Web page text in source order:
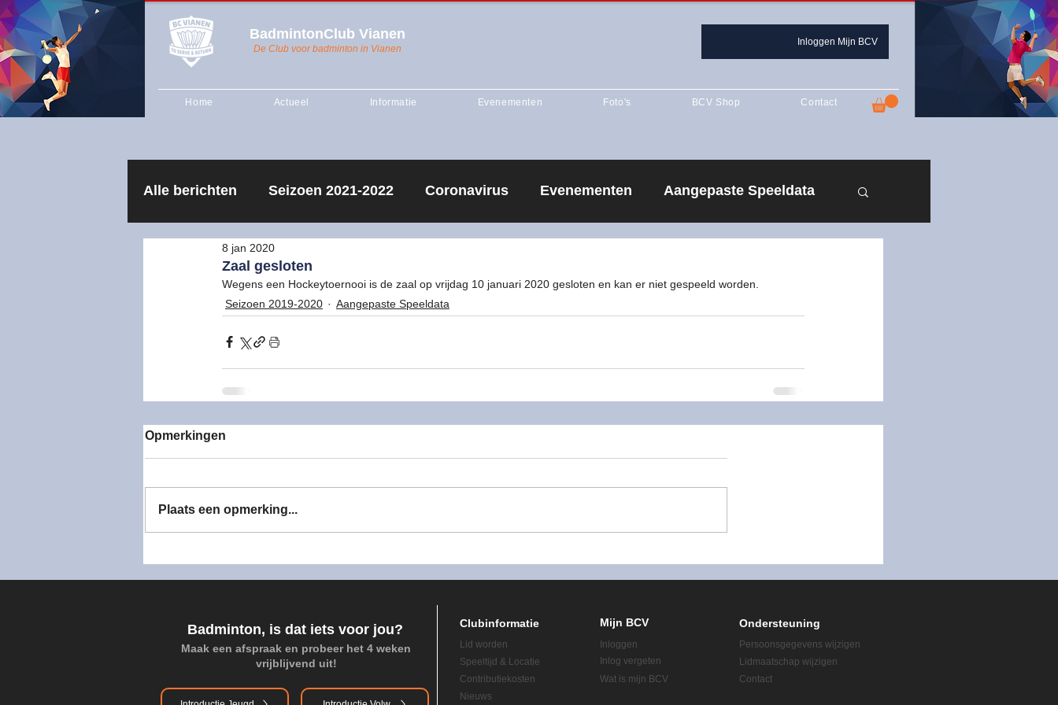
BadmintonClub Vianen
De Club voor badminton in Vianen
Inloggen Mijn BCV
Home Actueel Informatie Evenementen Foto's BCV Shop Contact
Alle berichten Seizoen 2021-2022 Coronavirus Evenementen Aangepaste Speeldata
Algemene Ledenvergadering
Seizoen 2018-2019 Recreantentraining Vianen 1 Vianen J1 Seizoen 2021-2022
Zaal gesloten
8 jan 2020
Wegens een Hockeytoernooi is de zaal op vrijdag 10 januari 2020 gesloten en kan er niet gespeeld worden.
Seizoen 2019-2020
Aangepaste Speeldata
Opmerkingen
Plaats een opmerking...
Badminton, is dat iets voor jou?
Maak een afspraak en probeer het 4 weken
vrijblijvend uit!
Clubinformatie
Lid worden
Speeltijd & Locatie
Contributiekosten
Mijn BCV
Inloggen
Inlog vergeten
Wat is mijn BCV
Ondersteuning
Persoonsgegevens wijzigen
Lidmaatschap wijzigen
Contact
Nieuws